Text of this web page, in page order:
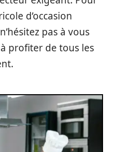
d’occasion
pas à vous
profiter de tous les